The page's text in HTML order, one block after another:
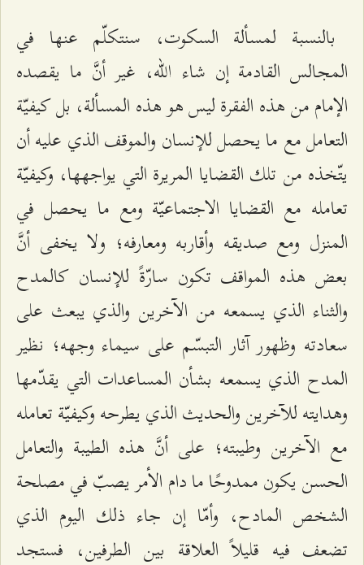
بالنسبة لمسألة السكوت، سنتكلّم عنها في
المجالس القادمة إن شاء الله، غير أنَّ ما يقصده
الإمام من هذه الفقرة ليس هو هذه المسألة، بل كيفيّة
التعامل مع ما يحصل للإنسان والموقف الذي عليه أن
يتّخذه من تلك القضايا المريرة التي يواجهها، وكيفيّة
تعامله مع القضايا الاجتماعيّة ومع ما يحصل في
المنزل ومع صديقه وأقاربه ومعارفه؛ ولا يخفى أنَّ
بعض هذه المواقف تكون سارّةً للإنسان كالمدح
والثناء الذي يسمعه من الآخرين والذي يبعث على
سعادته وظهور آثار التبسّم على سيماء وجهه؛ نظير
المدح الذي يسمعه بشأن المساعدات التي يقدّمها
وهدايته للآخرين والحديث الذي يطرحه وكيفيّة تعامله
مع الآخرين وطيبته؛ على أنَّ هذه الطيبة والتعامل
الحسن يكون ممدوحًا ما دام الأمر يصبّ في مصلحة
الشخص المادح، وأمّا إن جاء ذلك اليوم الذي
تضعف فيه قليلاً العلاقة بين الطرفين، فستجد